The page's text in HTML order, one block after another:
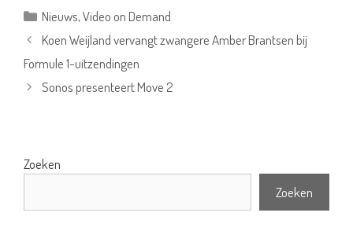
Categorieën
Nieuws,Video on Demand
Koen Weijland vervangt zwangere Amber Brantsen bij
Formule 1-uitzendingen
Sonos presenteert Move 2
Zoeken
Zoeken